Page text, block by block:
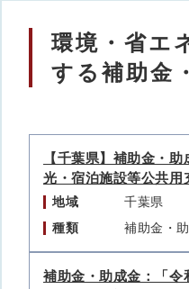
環境・省エ
する補助金
【千葉県】補助金・
光・宿泊施設等公共用
地域
千葉県
種類
補助金・
補助金・助成金：「令